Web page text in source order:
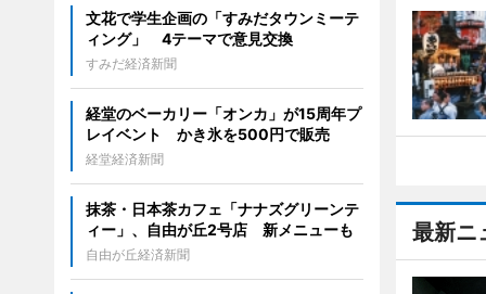
最新ニ
文花で学生企画の「すみだタウンミーテ
ィング」 4テーマで意見交換
すみだ経済新聞
経堂のベーカリー「オンカ」が15周年プ
レイベント かき氷を500円で販売
経堂経済新聞
抹茶・日本茶カフェ「ナナズグリーンテ
ィー」、自由が丘2号店 新メニューも
自由が丘経済新聞